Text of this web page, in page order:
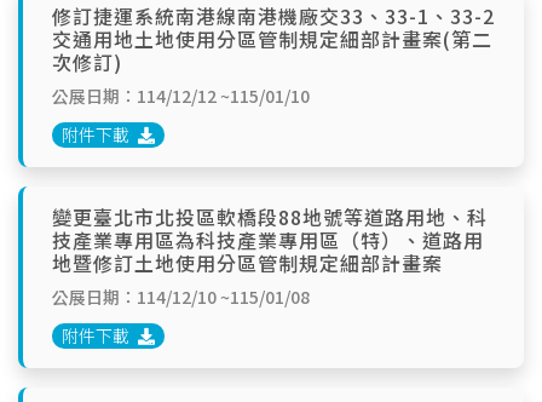
修訂捷運系統南港線南港機廠交33、33-1、33-2
交通用地土地使用分區管制規定細部計畫案(第二
次修訂)
公展日期：114/12/12 ~115/01/10
附件下載
變更臺北市北投區軟橋段88地號等道路用地、科
技產業專用區為科技產業專用區（特）、道路用
地暨修訂土地使用分區管制規定細部計畫案
公展日期：114/12/10 ~115/01/08
附件下載